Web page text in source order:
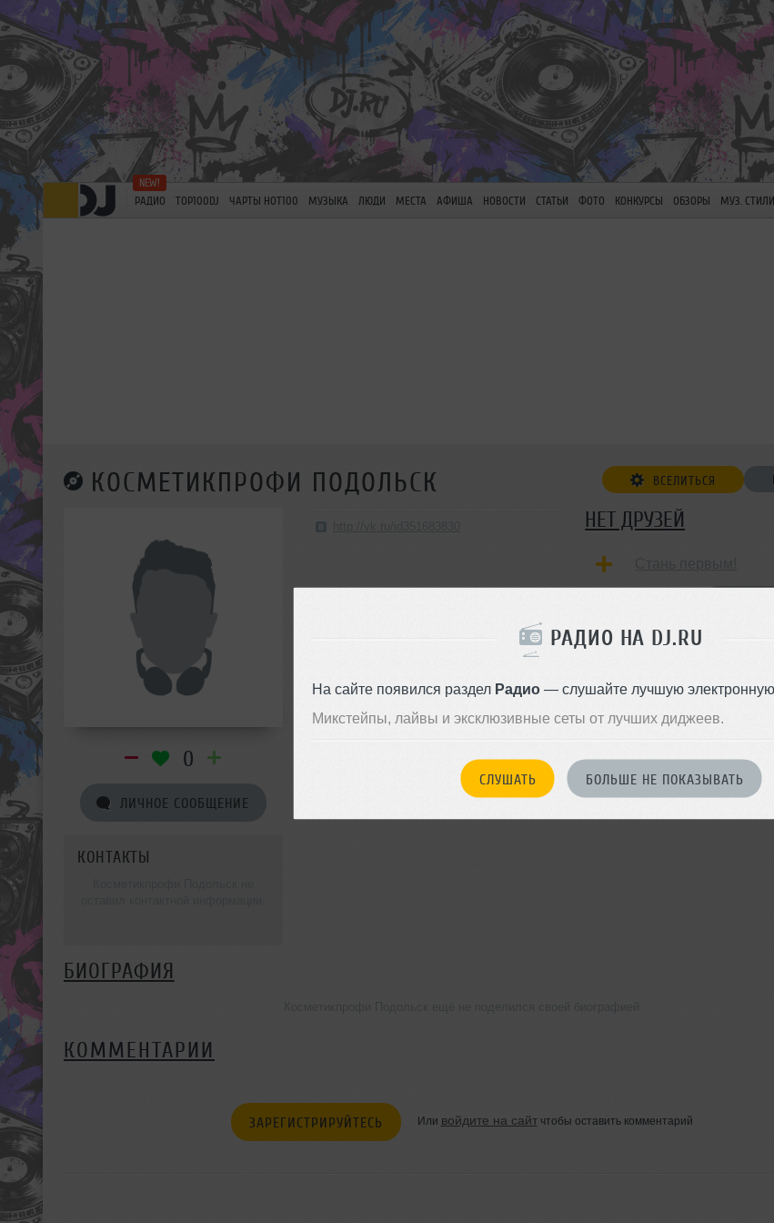
РАДИО НА DJ.RU
На сайте появился раздел Радио— слушайте лучшую электронную
Микстейпы, лайвы и эксклюзивные сеты от лучших диджеев.
СЛУШАТЬ БОЛЬШЕ НЕ ПОКАЗЫВАТЬ
РАДИО TOP100DJ ЧАРТЫ HOT100 МУЗЫКА ЛЮДИ МЕСТА АФИША НОВОСТИ СТАТЬИ ФОТО КОНКУРСЫ ОБЗОРЫ МУЗ. СТИЛИ
КОСМЕТИКПРОФИ ПОДОЛЬСК ВСЕЛИТЬСЯ
0
ЛИЧНОЕ СООБЩЕНИЕ
КОНТАКТЫ
НЕТ ДРУЗЕЙ
БИОГРАФИЯ
КОММЕНТАРИИ
ЗАРЕГИСТРИРУЙТЕСЬ Или войдите на сайтчтобы оставить комментарий